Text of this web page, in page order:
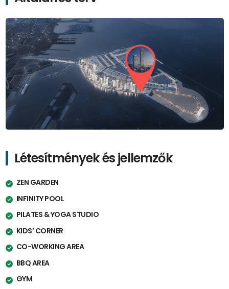
Létesítmények és jellemzők
ZEN GARDEN
INFINITY POOL
PILATES & YOGA STUDIO
KIDS’ CORNER
CO-WORKING AREA
BBQ AREA
GYM